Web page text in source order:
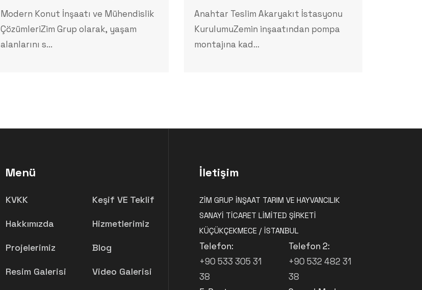
Modern Konut İnşaatı ve Mühendislik
ÇözümleriZim Grup olarak, yaşam
alanlarını s...
Anahtar Teslim Akaryakıt İstasyonu
KurulumuZemin inşaatından pompa
montajına kad...
Menü
KVKK Keşif VE Teklif
Hakkımızda Hizmetlerimiz
Projelerimiz Blog
Resim Galerisi Video Galerisi
İletişim
ZİM GRUP İNŞAAT TARIM VE HAYVANCILIK
SANAYİ TİCARET LİMİTED ŞİRKETİ
KÜÇÜKÇEKMECE / İSTANBUL
Telefon:
+90 533 305 31
38
Telefon 2:
+90 532 482 31
38